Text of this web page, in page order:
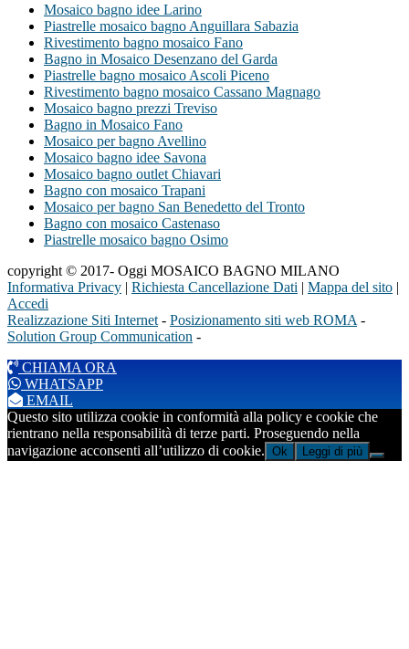
Mosaico bagno idee Larino
Piastrelle mosaico bagno Anguillara Sabazia
Rivestimento bagno mosaico Fano
Bagno in Mosaico Desenzano del Garda
Piastrelle bagno mosaico Ascoli Piceno
Rivestimento bagno mosaico Cassano Magnago
Mosaico bagno prezzi Treviso
Bagno in Mosaico Fano
Mosaico per bagno Avellino
Mosaico bagno idee Savona
Mosaico bagno outlet Chiavari
Bagno con mosaico Trapani
Mosaico per bagno San Benedetto del Tronto
Bagno con mosaico Castenaso
Piastrelle mosaico bagno Osimo
copyright © 2017- Oggi MOSAICO BAGNO MILANO
Informativa Privacy | Richiesta Cancellazione Dati | Mappa del sito |
Accedi
Realizzazione Siti Internet - Posizionamento siti web ROMA -
Solution Group Communication -
CHIAMA ORA
WHATSAPP
EMAIL
Questo sito utilizza cookie in conformità alla policy e cookie che
rientrano nella responsabilità di terze parti. Proseguendo nella
navigazione acconsenti all’utilizzo di cookie. Ok Leggi di più